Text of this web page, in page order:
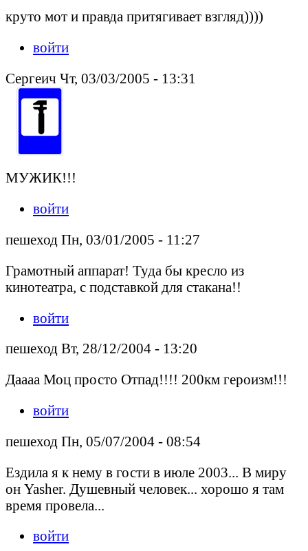
круто мот и правда притягивает взгляд))))
войти
Сергеич Чт, 03/03/2005 - 13:31
МУЖИК!!!
войти
пешеход Пн, 03/01/2005 - 11:27
Грамотный аппарат! Туда бы кресло из
кинотеатра, с подставкой для стакана!!
войти
пешеход Вт, 28/12/2004 - 13:20
Даааа Моц просто Отпад!!!! 200км героизм!!!
войти
пешеход Пн, 05/07/2004 - 08:54
Ездила я к нему в гости в июле 2003... В миру
он Yasher. Душевный человек... хорошо я там
время провела...
войти